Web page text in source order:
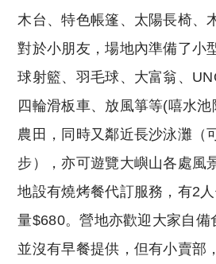
木台、特色帳篷、太陽長椅、
對於小朋友，場地內準備了小
球射籃、羽毛球、大富翁、
四輪滑板車、放風箏等(嘻水
農田，同時又鄰近長沙泳灘（
步），亦可遊覽大嶼山各處風
地設有燒烤餐代訂服務，有2
量$680。營地亦歡迎大家自備
並沒有早餐提供，但有小賣部